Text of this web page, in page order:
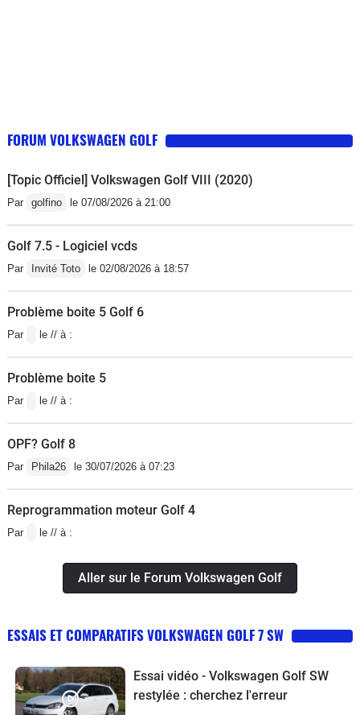
conduite horripilantes (heureusement pour la plupart
gps non actualisé (à la rue une fois sur deux !). Je lui
trouve deux points positifs mais à l'intérêt assez limité :
hais cette golf car son agrément de conduite est archi-
nul. Et dire que c'est une voiture qui se vend si bien...
(Pour info, j'ai conduit des Audi A1 et A3 à boîte dsg :
les réglages de suspension, de direction, le dessin des
sièges et le design font qu'avec une même base
technique, le ressenti est beaucoup plus convaincant).
FORUM VOLKSWAGEN GOLF
[Topic Officiel] Volkswagen Golf VIII (2020)
Par golfino le 07/08/2026 à 21:00
Golf 7.5 - Logiciel vcds
Par Invité Toto le 02/08/2026 à 18:57
Problème boite 5 Golf 6
Par le // à :
Problème boite 5
Par le // à :
OPF? Golf 8
Par Phila26 le 30/07/2026 à 07:23
Reprogrammation moteur Golf 4
Par le // à :
Aller sur le Forum Volkswagen Golf
ESSAIS ET COMPARATIFS VOLKSWAGEN GOLF 7 SW
Essai vidéo - Volkswagen Golf SW
restylée : cherchez l'erreur